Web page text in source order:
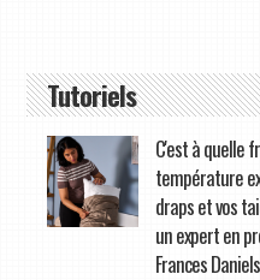
Tutoriels
C'est à quelle
température
draps et vos
un expert en
Frances